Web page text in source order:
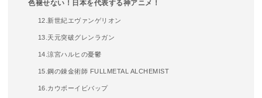
色褪せない！日本を代表する神アニメ！
12.新世紀エヴァンゲリオン
13.天元突破グレンラガン
14.涼宮ハルヒの憂鬱
15.鋼の錬金術師 FULLMETAL ALCHEMIST
16.カウボーイビバップ